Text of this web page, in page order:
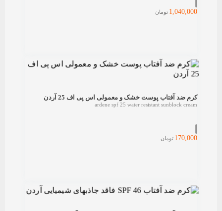
1,040,000 تومان
کرم ضد آفتاب پوست خشک و معمولی اس پی اف 25 آردن
ardene spf 25 water resistant sunblock cream
170,000 تومان